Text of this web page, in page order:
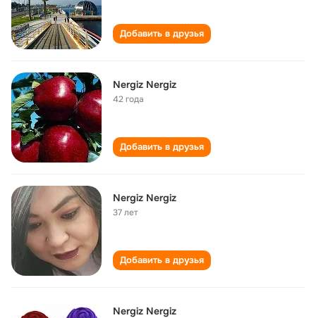
Добавить в друзья
Nergiz Nergiz
42 года
Добавить в друзья
Nergiz Nergiz
37 лет
Добавить в друзья
Nergiz Nergiz